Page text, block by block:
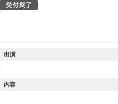
出演
内容